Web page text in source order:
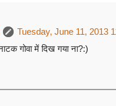
Tuesday, June 11, 2013
गोवा में दिख गया ना?:)